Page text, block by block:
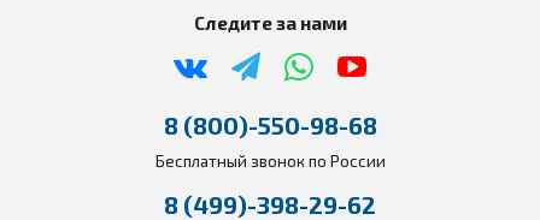
Следите за нами
8 (800)-550-98-68
Бесплатный звонок по России
8 (499)-398-29-62